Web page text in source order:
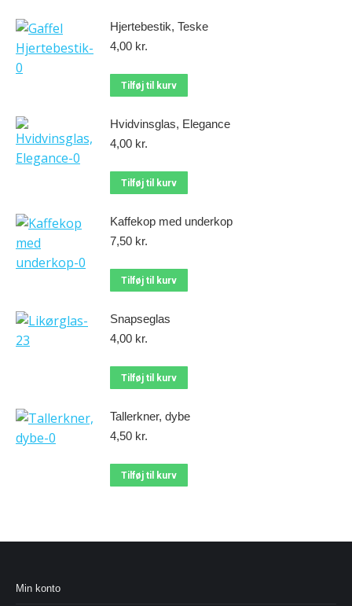
Hjertebestik, Teske
4,00 kr.
Tilføj til kurv
Hvidvinsglas, Elegance
4,00 kr.
Tilføj til kurv
Kaffekop med underkop
7,50 kr.
Tilføj til kurv
Snapseglas
4,00 kr.
Tilføj til kurv
Tallerkner, dybe
4,50 kr.
Tilføj til kurv
Min konto